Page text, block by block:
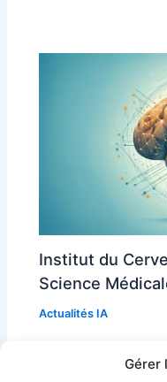
Gérer
Institut du
Science
Actualités IA
pour innover en